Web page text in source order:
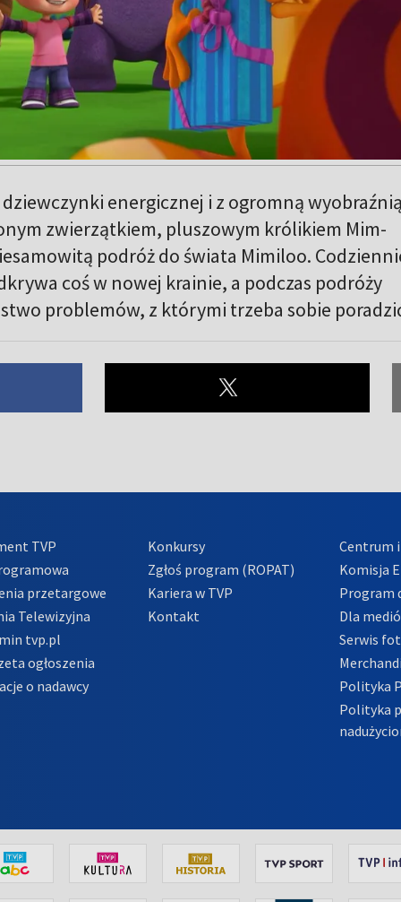
dziewczynki energicznej i z ogromną
zwierzątkiem, pluszowym królikiem Mim-
podróż do świata Mimiloo.
coś w nowej krainie, a podczas podróży
problemów, z którymi trzeba sobie
TVP
przetargowe
Telewizyjna
tvp.pl
ogłoszenia
o nadawcy
Konkursy
Zgłoś program (ROPAT)
Kariera w TVP
Kontakt
Centrum
Komisja
Program
Dla
Serwis
Polityka
Polityka